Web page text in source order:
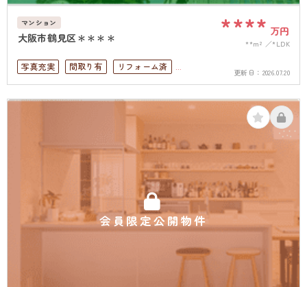
マンション
大阪市鶴見区＊＊＊＊ **** 万円
**m² *LDK
写真充実 間取り有
リフォーム済
上下水道完備
角部屋
更新日： 2026.07.20
会員限定公開物件